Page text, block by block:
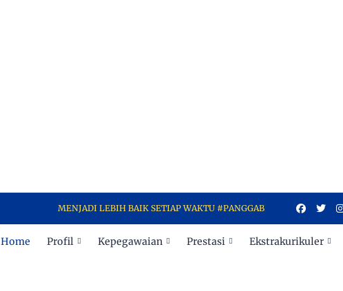
MENJADI LEBIH BAIK SETIAP WAKTU #PANGGABIKINBANGGA
Home Profil Kepegawaian Prestasi Ekstrakurikuler